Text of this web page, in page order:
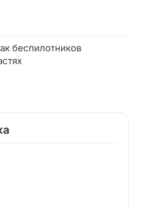
беспилотников